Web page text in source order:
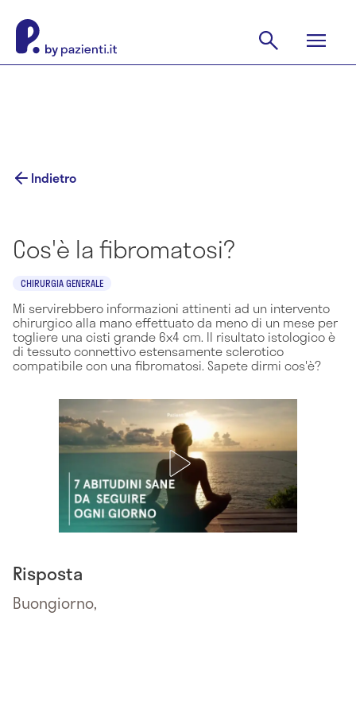
Indietro
Cos'è la fibromatosi?
CHIRURGIA GENERALE
Mi servirebbero informazioni attinenti ad un intervento
chirurgico alla mano effettuato da meno di un mese per
togliere una cisti grande 6x4 cm. Il risultato istologico è
di tessuto connettivo estensamente sclerotico
compatibile con una fibromatosi. Sapete dirmi cos'è?
Risposta
Buongiorno,